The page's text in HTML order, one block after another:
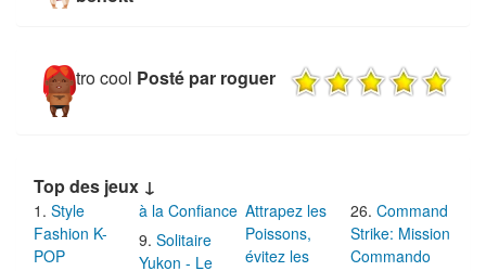
tro cool Posté par roguer
Top des jeux ↓
Style
Fashion K-
POP
à la Confiance
Solitaire
Yukon - Le
Attrapez les
Poissons,
évitez les
Command
Strike: Mission
Commando